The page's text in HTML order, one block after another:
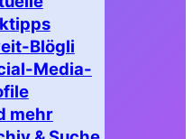
Blögli
Media-
mehr